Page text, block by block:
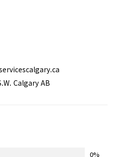
Calgary AB
0%